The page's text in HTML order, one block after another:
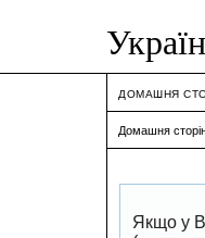
ДОМАШНЯ
Домашня
Якщо у